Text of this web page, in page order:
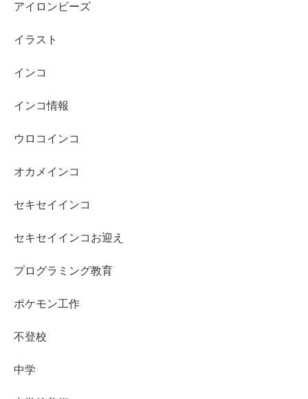
アイロンビーズ
イラスト
インコ
インコ情報
ウロコインコ
オカメインコ
セキセイインコ
セキセイインコお迎え
プログラミング教育
ポケモン工作
不登校
中学